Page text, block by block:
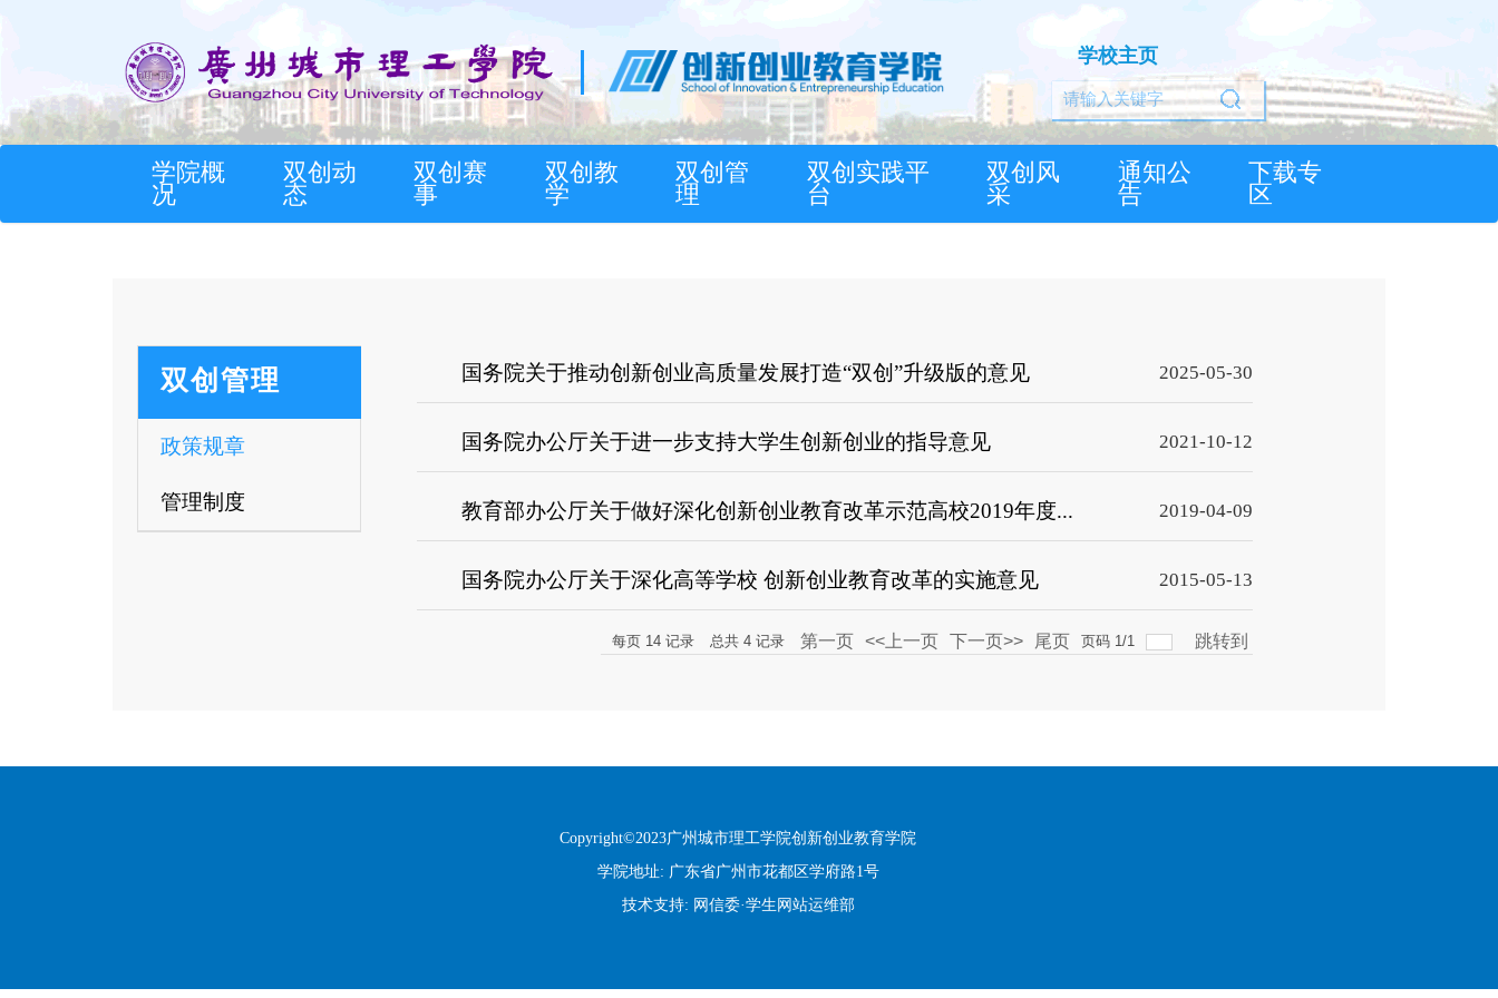
学校主页
学院概
况
双创动
态
双创赛
事
双创教
学
双创管
理
双创实践平
台
双创风
采
通知公
告
下载专
区
双创管理
政策规章
管理制度
国务院关于推动创新创业高质量发展打造“双创”升级版的意见 2025-05-30
国务院办公厅关于进一步支持大学生创新创业的指导意见 2021-10-12
教育部办公厅关于做好深化创新创业教育改革示范高校2019年度... 2019-04-09
国务院办公厅关于深化高等学校 创新创业教育改革的实施意见 2015-05-13
每页 14记录 总共 4记录 第一页 <<上一页 下一页>> 尾页 页码 1/1 跳转到
Copyright©2023广州城市理工学院创新创业教育学院
学院地址: 广东省广州市花都区学府路1号
技术支持: 网信委·学生网站运维部